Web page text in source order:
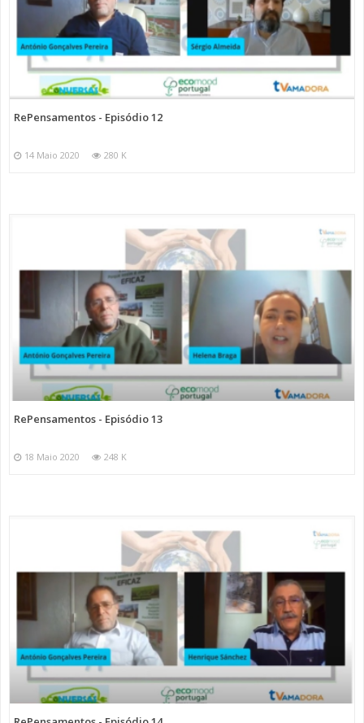
RePensamentos - Episódio 12
14 Maio 2020 280 K
RePensamentos - Episódio 13
18 Maio 2020 248 K